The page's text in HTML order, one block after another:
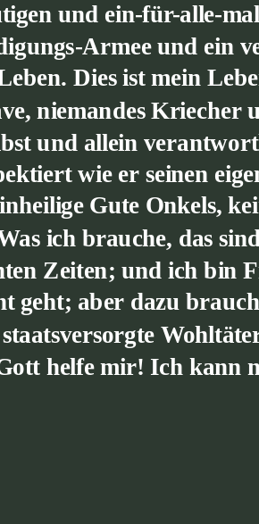
und ein-für-alle-
Armee und ein
Dies ist mein
niemandes Kriecher
und allein
wie er seinen
Gute Onkels,
ich brauche, das
Zeiten; und ich bin
geht; aber dazu
helfe mir! Ich kann